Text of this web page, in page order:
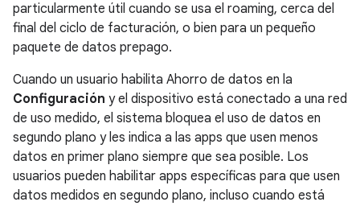
particularmente útil cuando se usa el roaming, cerca del
final del ciclo de facturación, o bien para un pequeño
paquete de datos prepago.
Cuando un usuario habilita Ahorro de datos en la
Configuración y el dispositivo está conectado a una red
de uso medido, el sistema bloquea el uso de datos en
segundo plano y les indica a las apps que usen menos
datos en primer plano siempre que sea posible. Los
usuarios pueden habilitar apps específicas para que usen
datos medidos en segundo plano, incluso cuando está